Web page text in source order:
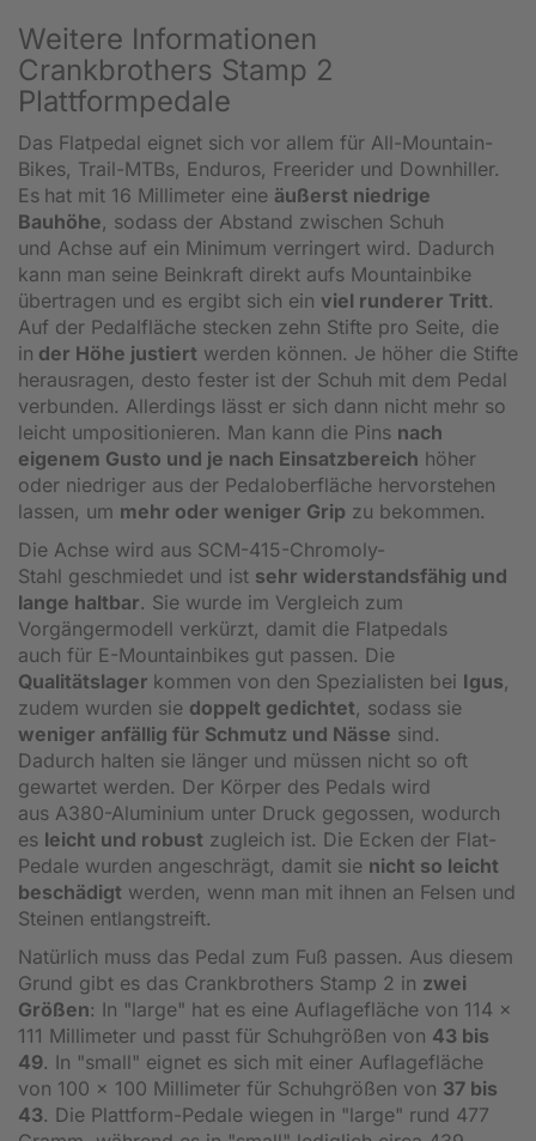
Weitere Informationen
Crankbrothers Stamp 2
Plattformpedale
Das Flatpedal eignet sich vor allem für All-Mountain-
Bikes, Trail-MTBs, Enduros, Freerider und Downhiller.
Es hat mit 16 Millimeter eine äußerst niedrige
Bauhöhe, sodass der Abstand zwischen Schuh
und Achse auf ein Minimum verringert wird. Dadurch
kann man seine Beinkraft direkt aufs Mountainbike
übertragen und es ergibt sich ein viel runderer Tritt.
Auf der Pedalfläche stecken zehn Stifte pro Seite, die
in der Höhe justiert werden können. Je höher die Stifte
herausragen, desto fester ist der Schuh mit dem Pedal
verbunden. Allerdings lässt er sich dann nicht mehr so
leicht umpositionieren. Man kann die Pins nach
eigenem Gusto und je nach Einsatzbereich höher
oder niedriger aus der Pedaloberfläche hervorstehen
lassen, um mehr oder weniger Grip zu bekommen.
Die Achse wird aus SCM-415-Chromoly-
Stahl geschmiedet und ist sehr widerstandsfähig und
lange haltbar. Sie wurde im Vergleich zum
Vorgängermodell verkürzt, damit die Flatpedals
auch für E-Mountainbikes gut passen. Die
Qualitätslager kommen von den Spezialisten bei Igus,
zudem wurden sie doppelt gedichtet, sodass sie
weniger anfällig für Schmutz und Nässe sind.
Dadurch halten sie länger und müssen nicht so oft
gewartet werden. Der Körper des Pedals wird
aus A380-Aluminium unter Druck gegossen, wodurch
es leicht und robust zugleich ist. Die Ecken der Flat-
Pedale wurden angeschrägt, damit sie nicht so leicht
beschädigt werden, wenn man mit ihnen an Felsen und
Steinen entlangstreift.
Natürlich muss das Pedal zum Fuß passen. Aus diesem
Grund gibt es das Crankbrothers Stamp 2 in zwei
Größen: In "large" hat es eine Auflagefläche von 114 x
111 Millimeter und passt für Schuhgrößen von 43 bis
49. In "small" eignet es sich mit einer Auflagefläche
von 100 x 100 Millimeter für Schuhgrößen von 37 bis
43. Die Plattform-Pedale wiegen in "large" rund 477